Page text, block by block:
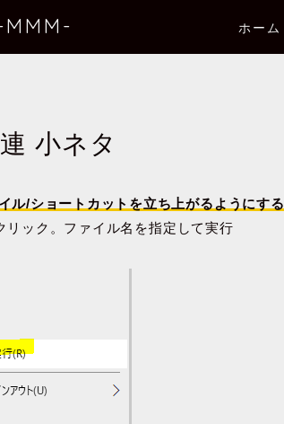
ホーム
小ネタ
ル/ショートカットを立ち上がるようにする
リック。ファイル名を指定して実行